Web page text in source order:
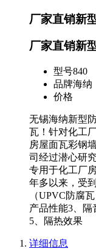
厂家直销新
厂家直销新
型号840
品牌海纳
价格
无锡海纳新型
瓦！针对化工
房屋面瓦彩钢
司经过潜心研
专用于化工厂
年多以来，受
（UPVC防腐
产品性能3、隔
5、隔热效果
详细信息